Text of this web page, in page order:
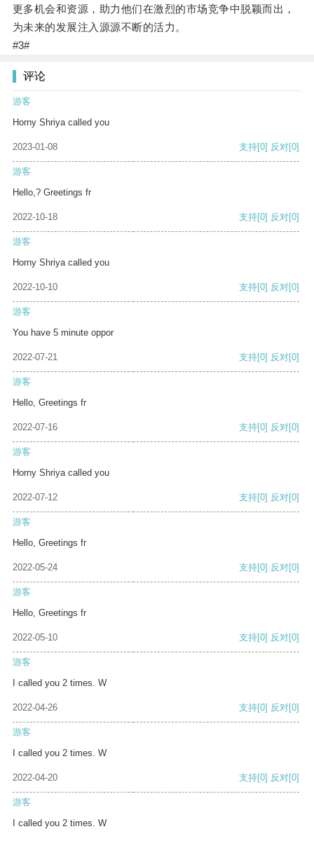
更多机会和资源，助力他们在激烈的市场竞争中脱颖而出，
为未来的发展注入源源不断的活力。
#3#
评论
游客
Horny Shriya called you
2023-01-08 支持[0] 反对[0]
游客
Hello,? Greetings fr
2022-10-18 支持[0] 反对[0]
游客
Horny Shriya called you
2022-10-10 支持[0] 反对[0]
游客
You have 5 minute oppor
2022-07-21 支持[0] 反对[0]
游客
Hello, Greetings fr
2022-07-16 支持[0] 反对[0]
游客
Horny Shriya called you
2022-07-12 支持[0] 反对[0]
游客
Hello, Greetings fr
2022-05-24 支持[0] 反对[0]
游客
Hello, Greetings fr
2022-05-10 支持[0] 反对[0]
游客
I called you 2 times. W
2022-04-26 支持[0] 反对[0]
游客
I called you 2 times. W
2022-04-20 支持[0] 反对[0]
游客
I called you 2 times. W